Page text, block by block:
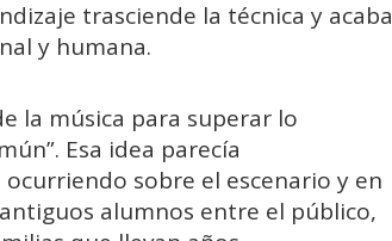
trasciende la técnica y acaba
y humana.
la música para superar lo
Esa idea parecía
sobre el escenario y en
alumnos entre el público,